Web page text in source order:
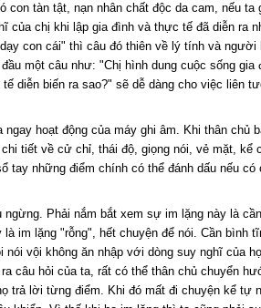
con tàn tật, nạn nhân chất độc da cam, nếu ta
của chị khi lập gia đình và thực tế đã diễn ra
con cái" thì câu đó thiên về lý tính và
một câu như: "Chị hình dung cuộc sống gia
diễn biến ra sao?" sẽ dễ dàng cho việc liên
hoạt động của máy ghi âm. Khi thân chủ
tiết về cử chỉ, thái độ, giọng nói, vẻ mặt, kể
tay những điểm chính có thể đánh dấu nếu có
Phải nắm bắt xem sự im lặng này là
im lặng "rỗng", hết chuyện để nói. Cần bình
nói vội không ăn nhập với dòng suy nghĩ của
câu hỏi của ta, rất có thể thân chủ chuyển
trả lời từng điểm. Khi đó mất đi chuyện kể tự